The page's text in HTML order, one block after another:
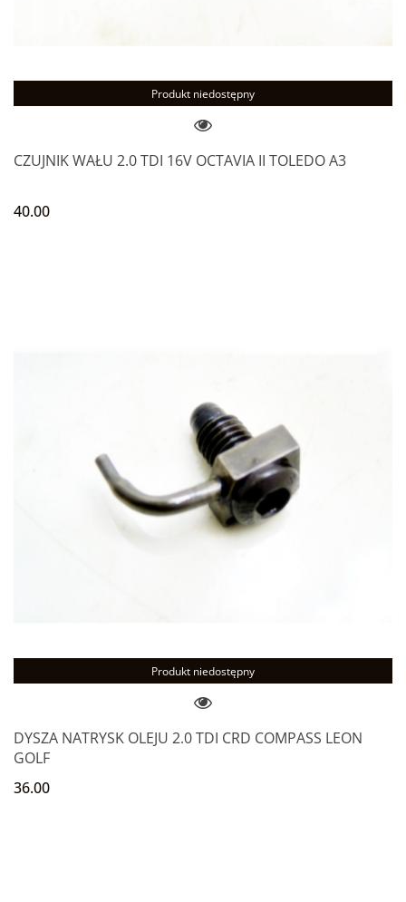
Produkt niedostępny
CZUJNIK WAŁU 2.0 TDI 16V OCTAVIA II TOLEDO A3
40.00
Produkt niedostępny
DYSZA NATRYSK OLEJU 2.0 TDI CRD COMPASS LEON
GOLF
36.00